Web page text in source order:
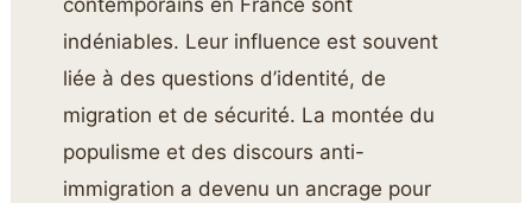
contemporains en France sont
indéniables. Leur influence est souvent
liée à des questions d’identité, de
migration et de sécurité. La montée du
populisme et des discours anti-
immigration a devenu un ancrage pour